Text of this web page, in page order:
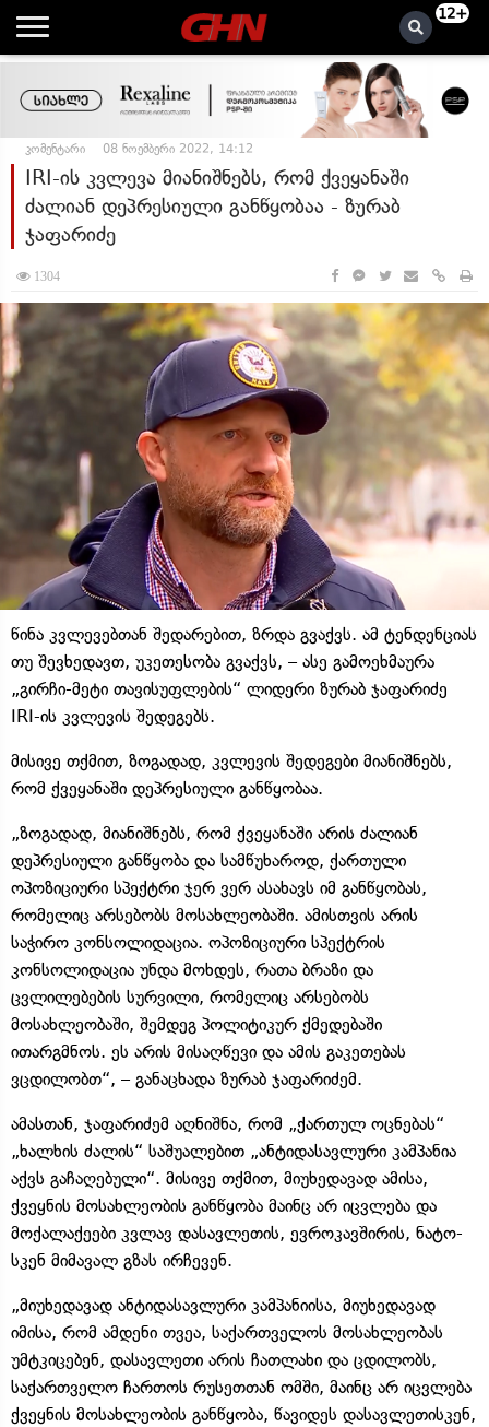
12+
კომენტარი 08 ნოემბერი 2022, 14:12
IRI-ის კვლევა მიანიშნებს, რომ ქვეყანაში
ძალიან დეპრესიული განწყობაა - ზურაბ
ჯაფარიძე
1304
წინა კვლევებთან შედარებით, ზრდა გვაქვს. ამ ტენდენციას
თუ შევხედავთ, უკეთესობა გვაქვს, – ასე გამოეხმაურა
„გირჩი-მეტი თავისუფლების“ ლიდერი ზურაბ ჯაფარიძე
IRI-ის კვლევის შედეგებს.
მისივე თქმით, ზოგადად, კვლევის შედეგები მიანიშნებს,
რომ ქვეყანაში დეპრესიული განწყობაა.
„ზოგადად, მიანიშნებს, რომ ქვეყანაში არის ძალიან
დეპრესიული განწყობა და სამწუხაროდ, ქართული
ოპოზიციური სპექტრი ჯერ ვერ ასახავს იმ განწყობას,
რომელიც არსებობს მოსახლეობაში. ამისთვის არის
საჭირო კონსოლიდაცია. ოპოზიციური სპექტრის
კონსოლიდაცია უნდა მოხდეს, რათა ბრაზი და
ცვლილებების სურვილი, რომელიც არსებობს
მოსახლეობაში, შემდეგ პოლიტიკურ ქმედებაში
ითარგმნოს. ეს არის მისაღწევი და ამის გაკეთებას
ვცდილობთ“, – განაცხადა ზურაბ ჯაფარიძემ.
ამასთან, ჯაფარიძემ აღნიშნა, რომ „ქართულ ოცნებას“
„ხალხის ძალის“ საშუალებით „ანტიდასავლური კამპანია
აქვს გაჩაღებული“. მისივე თქმით, მიუხედავად ამისა,
ქვეყნის მოსახლეობის განწყობა მაინც არ იცვლება და
მოქალაქეები კვლავ დასავლეთის, ევროკავშირის, ნატო-
სკენ მიმავალ გზას ირჩევენ.
„მიუხედავად ანტიდასავლური კამპანიისა, მიუხედავად
იმისა, რომ ამდენი თვეა, საქართველოს მოსახლეობას
უმტკიცებენ, დასავლეთი არის ჩათლახი და ცდილობს,
საქართველო ჩართოს რუსეთთან ომში, მაინც არ იცვლება
ქვეყნის მოსახლეობის განწყობა, წავიდეს დასავლეთისკენ,